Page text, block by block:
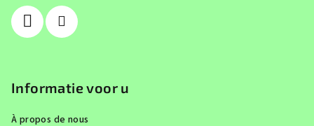
Informatie voor u
À propos de nous